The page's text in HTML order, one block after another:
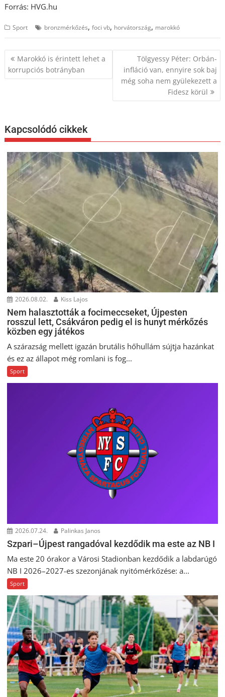
Forrás: HVG.hu
Sport bronzmérkőzés,foci vb, horvátország, marokkó
Bejegyzés
navigáció
Marokkó is érintett lehet a
korrupciós botrányban
Tölgyessy Péter: Orbán-
infláció van, ennyire sok baj
még soha nem gyülekezett a
Fidesz körül
Kapcsolódó cikkek
2026.08.02. Kiss Lajos
Nem halasztották a focimeccseket, Újpesten
rosszul lett, Csákváron pedig el is hunyt mérkőzés
közben egy játékos
A szárazság mellett igazán brutális hőhullám sújtja hazánkat
és ez az állapot még romlani is fog...
Sport
2026.07.24. Palinkas Janos
Szpari–Újpest rangadóval kezdődik ma este az NB I
Ma este 20 órakor a Városi Stadionban kezdődik a labdarúgó
NB I 2026–2027-es szezonjának nyitómérkőzése: a...
Sport